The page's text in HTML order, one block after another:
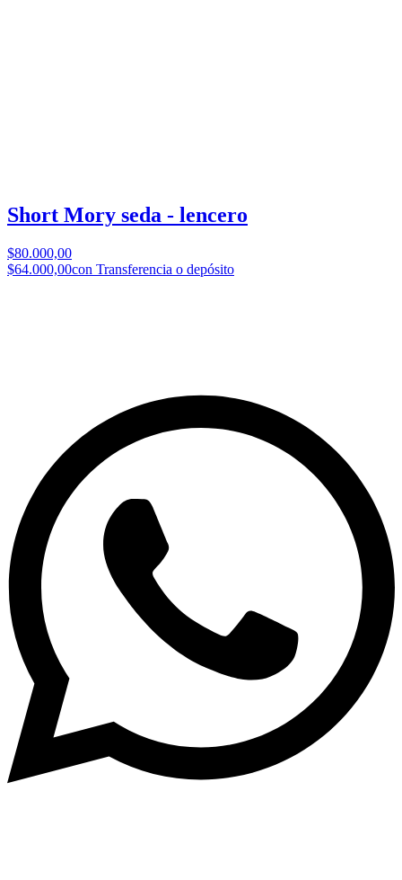
Short Mory seda - lencero
$80.000,00
$64.000,00con Transferencia o depósito